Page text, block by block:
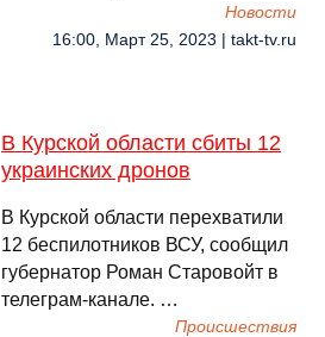
Новости
16:00, Март 25, 2023 | takt-tv.ru
В Курской области сбиты 12
украинских дронов
В Курской области перехватили
12 беспилотников ВСУ, сообщил
губернатор Роман Старовойт в
телеграм-канале. …
Происшествия